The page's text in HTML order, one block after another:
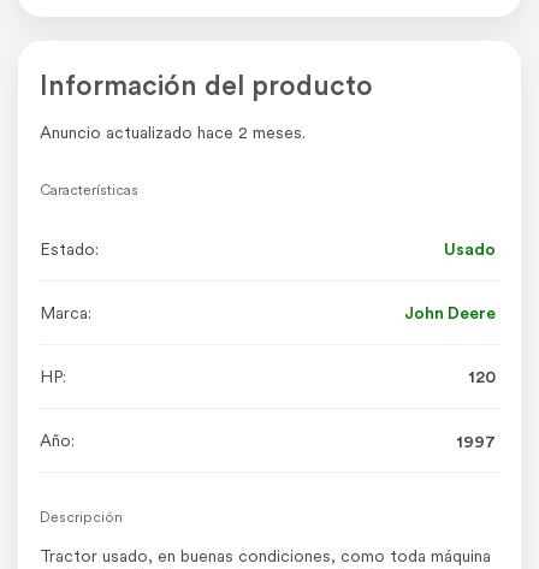
Información del producto
Anuncio actualizado hace 2 meses.
Características
Estado: Usado
Marca: John Deere
HP: 120
Año: 1997
Descripción
Tractor usado, en buenas condiciones, como toda máquina